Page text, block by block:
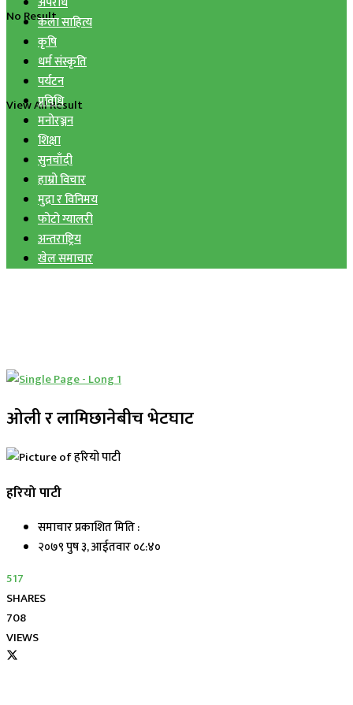
No Result
View All Result
कला साहित्य
कृषि
धर्म संस्कृति
पर्यटन
प्रविधि
मनोरञ्जन
शिक्षा
सुनचाँदी
हाम्रो विचार
मुद्रा र विनिमय
फोटो ग्यालरी
अन्तराष्ट्रिय
खेल समाचार
ओली र लामिछानेबीच भेटघाट
हरियो पाटी
समाचार प्रकाशित मिति :
२०७९ पुष ३, आईतवार ०८:४०
517
SHARES
708
VIEWS